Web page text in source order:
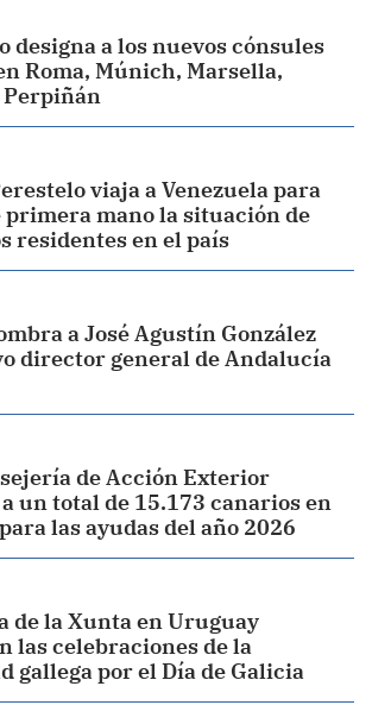
designa a los nuevos cónsules
Roma, Múnich, Marsella,
Perpiñán
viaja a Venezuela para
primera mano la situación de
residentes en el país
a José Agustín González
director general de Andalucía
de Acción Exterior
un total de 15.173 canarios en
las ayudas del año 2026
de la Xunta en Uruguay
las celebraciones de la
gallega por el Día de Galicia